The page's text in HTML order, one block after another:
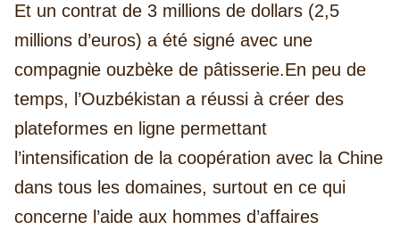
Et un contrat de 3 millions de dollars (2,5
millions d’euros) a été signé avec une
compagnie ouzbèke de pâtisserie.En peu de
temps, l’Ouzbékistan a réussi à créer des
plateformes en ligne permettant
l’intensification de la coopération avec la Chine
dans tous les domaines, surtout en ce qui
concerne l’aide aux hommes d’affaires